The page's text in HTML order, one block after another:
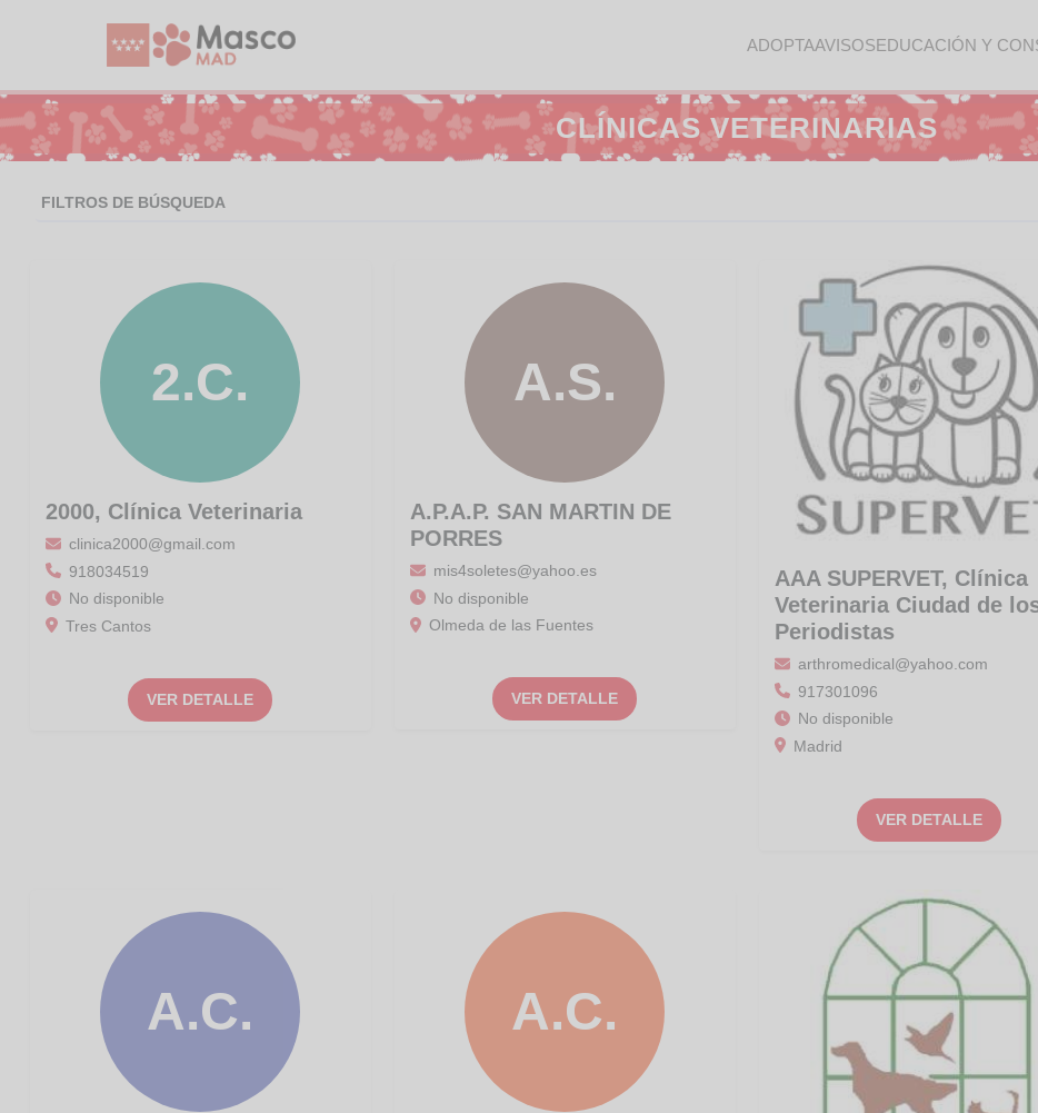
ADOPTAAVISOSEDUCACIÓN Y
CLÍNICAS VETERINARIAS
FILTROS DE BÚSQUEDA
2.C.
2000, Clínica Veterinaria
clinica2000@gmail.com
918034519
No disponible
Tres Cantos
VER DETALLE
A.S.
A.P.A.P. SAN MARTIN DE
PORRES
mis4soletes@yahoo.es
No disponible
Olmeda de las Fuentes
VER DETALLE
AAA SUPERVET, Clínica
Veterinaria Ciudad de
Periodistas
arthromedical@yahoo.com
917301096
No disponible
Madrid
VER DETALLE
A.C. A.C.